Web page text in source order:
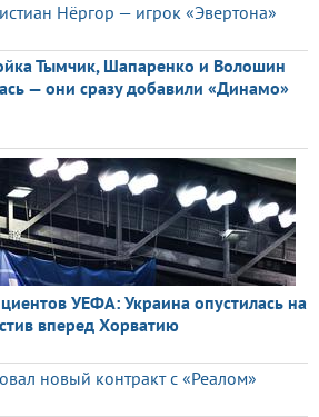
Нёргор — игрок «Эвертона»
Тымчик, Шапаренко и Волошин
— они сразу добавили «Динамо»
УЕФА: Украина опустилась на
вперед Хорватию
новый контракт с «Реалом»